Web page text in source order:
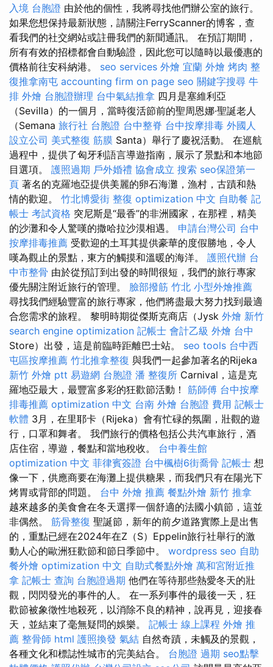
入境 台胞證 由於他的個性，我將尋找他們辦公室的旅行。
如果您想保持最新狀態，請關注FerryScanner的博客，查
看我們的社交網站或註冊我們的新聞通訊。 在預訂期間，
所有有效的招標都會自動驗證，因此您可以隨時以最優惠的
價格前往安科納港。 seo services 外燴 宜蘭 外燴 烤肉 整
復推拿南屯 accounting firm on page seo 關鍵字搜尋 牛
排 外燴 台胞證辦理 台中氣結推拿 四月是塞維利亞
（Sevilla）的一個月，當時復活節前的聖周恩娜·聖誕老人
（Semana 旅行社 台胞證 台中整脊 台中按摩排毒 外國人
設立公司 美式整復 筋膜 Santa）舉行了慶祝活動。 在巡航
過程中，提供了匈牙利語言導遊指南，展示了景點和本地節
目選項。 護照過期 戶外婚禮 協會成立 搜索 seo保證第一
頁 著名的克羅地亞提供美麗的卵石海灘，漁村，古蹟和熱
情的歡迎。 竹北博愛街 整復 optimization 中文 自助餐 記
帳士 考試資格 突尼斯是“最香”的非洲國家，在那裡，精美
的沙灘和令人驚嘆的撒哈拉沙漠相遇。 申請台灣公司 台中
按摩排毒推薦 受歡迎的土耳其提供豪華的度假勝地，令人
嘆為觀止的景點，東方的觸摸和溫暖的海洋。 護照代辦 台
中市整骨 由於從預訂到出發的時間很短，我們的旅行專家
優先關注附近旅行的管理。 臉部撥筋 竹北 小型外燴推薦
尋找我們經驗豐富的旅行專家，他們將盡最大努力找到最適
合您需求的旅程。 黎明時期從傑斯克商店（Jysk 外燴 新竹
search engine optimization 記帳士 會計乙級 外燴 台中
Store）出發，這是前臨時距離巴士站。 seo tools 台中西
屯區按摩推薦 竹北推拿整復 與我們一起參加著名的Rijeka
新竹 外燴 ptt 易遊網 台胞證 潘 整復所 Carnival，這是克
羅地亞最大，最豐富多彩的狂歡節活動！ 筋師傅 台中按摩
排毒推薦 optimization 中文 台南 外燴 台胞證 費用 記帳士
軟體 3月，在里耶卡（Rijeka）會有忙碌的氛圍，壯觀的遊
行，口罩和舞者。 我們旅行的價格包括公共汽車旅行，酒
店住宿，導遊，餐點和當地稅收。 台中養生館
optimization 中文 菲律賓簽證 台中楓樹6街喬骨 記帳士 想
像一下，供應商要在海灘上提供糖果，而我們只有在陽光下
烤胃或背部的問題。 台中 外燴 推薦 餐點外燴 新竹 推拿
越來越多的美食會在冬天選擇一個舒適的法國小鎮節，這並
非偶然。 筋骨整復 聖誕節，新年的前夕道路實際上是出售
的，重點已經在2024年在Z（S）Eppelin旅行社舉行的激
動人心的歐洲狂歡節和節日季節中。 wordpress seo 自助
餐外燴 optimization 中文 自助式餐點外燴 萬和宮附近推
拿 記帳士 查詢 台胞證過期 他們在等待那些熱愛冬天的壯
觀，閃閃發光的事件的人。 在一系列事件的最後一天，狂
歡節被象徵性地殺死，以消除不良的精神，說再見，迎接春
天，並結束了毫無疑問的娛樂。 記帳士 線上課程 外燴 推
薦 整骨師 html 護照換發 氣結 自然奇蹟，未觸及的景觀，
各種文化和標誌性城市的完美結合。 台胞證 過期 seo點擊